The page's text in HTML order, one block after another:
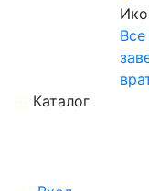
Каталог